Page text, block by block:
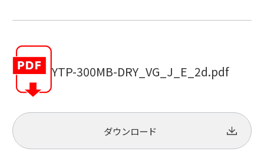
YTP-300MB-DRY_VG_J_E_2d.pdf
ダウンロード